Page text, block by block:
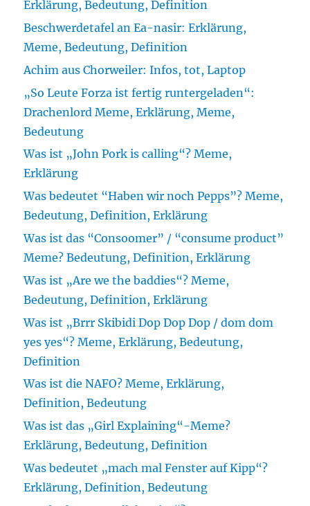
Erklärung, Bedeutung, Definition
Beschwerdetafel an Ea-nasir: Erklärung,
Meme, Bedeutung, Definition
Achim aus Chorweiler: Infos, tot, Laptop
„So Leute Forza ist fertig runtergeladen“:
Drachenlord Meme, Erklärung, Meme,
Bedeutung
Was ist „John Pork is calling“? Meme,
Erklärung
Was bedeutet “Haben wir noch Pepps”? Meme,
Bedeutung, Definition, Erklärung
Was ist das “Consoomer” / “consume product”
Meme? Bedeutung, Definition, Erklärung
Was ist „Are we the baddies“? Meme,
Bedeutung, Definition, Erklärung
Was ist „Brrr Skibidi Dop Dop Dop / dom dom
yes yes“? Meme, Erklärung, Bedeutung,
Definition
Was ist die NAFO? Meme, Erklärung,
Definition, Bedeutung
Was ist das „Girl Explaining“-Meme?
Erklärung, Bedeutung, Definition
Was bedeutet „mach mal Fenster auf Kipp“?
Erklärung, Definition, Bedeutung